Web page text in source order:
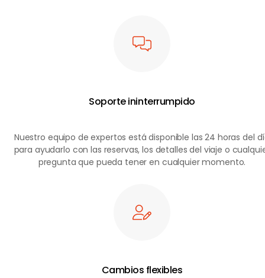
Soporte ininterrumpido
Nuestro equipo de expertos está disponible las 24 horas del
para ayudarlo con las reservas, los detalles del viaje o
pregunta que pueda tener en cualquier momento.
Cambios flexibles